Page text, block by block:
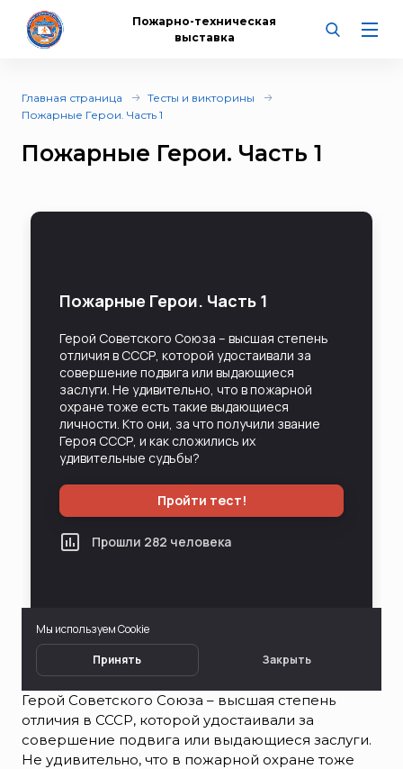
Пожарно-техническая
выставка
Главная страница
Тесты и викторины
Пожарные Герои. Часть 1
Пожарные Герои. Часть 1
Герой Советского Союза – высшая степень
отличия в СССР, которой удостаивали за
совершение подвига или выдающиеся заслуги.
Не удивительно, что в пожарной охране тоже